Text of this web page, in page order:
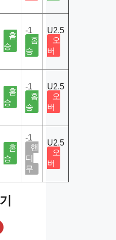
홈
승
-1
홈
승
U2.5
오
버
홈
승
-1
홈
승
U2.5
오
버
홈
승
-1
핸
디
무
U2.5
오
버